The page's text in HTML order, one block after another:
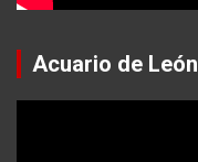
Acuario de León